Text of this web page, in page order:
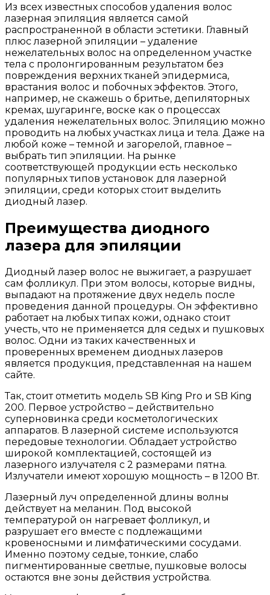
Из всех известных способов удаления волос
лазерная эпиляция является самой
распространенной в области эстетики. Главный
плюс лазерной эпиляции – удаление
нежелательных волос на определенном участке
тела с пролонгированным результатом без
повреждения верхних тканей эпидермиса,
врастания волос и побочных эффектов. Этого,
например, не скажешь о бритье, депиляторных
кремах, шугаринге, воске как о процессах
удаления нежелательных волос. Эпиляцию можно
проводить на любых участках лица и тела. Даже на
любой коже – темной и загорелой, главное –
выбрать тип эпиляции. На рынке
соответствующей продукции есть несколько
популярных типов установок для лазерной
эпиляции, среди которых стоит выделить
диодный лазер.
Преимущества диодного
лазера для эпиляции
Диодный лазер волос не выжигает, а разрушает
сам фолликул. При этом волосы, которые видны,
выпадают на протяжение двух недель после
проведения данной процедуры. Он эффективно
работает на любых типах кожи, однако стоит
учесть, что не применяется для седых и пушковых
волос. Одни из таких качественных и
проверенных временем диодных лазеров
является продукция, представленная на нашем
сайте.
Так, стоит отметить модель SB King Pro и SB King
200. Первое устройство – действительно
суперновинка среди косметологических
аппаратов. В лазерной системе используются
передовые технологии. Обладает устройство
широкой комплектацией, состоящей из
лазерного излучателя с 2 размерами пятна.
Излучатели имеют хорошую мощность – в 1200 Вт.
Лазерный луч определенной длины волны
действует на меланин. Под высокой
температурой он нагревает фолликул, и
разрушает его вместе с подлежащими
кровеносными и лимфатическими сосудами.
Именно поэтому седые, тонкие, слабо
пигментированные светлые, пушковые волосы
остаются вне зоны действия устройства.